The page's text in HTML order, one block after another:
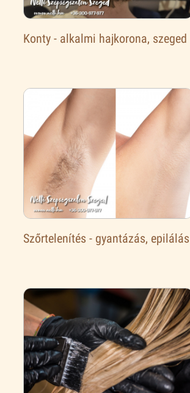
Konty - alkalmi hajkorona, szeged
Szőrtelenítés - gyantázás, epilálás